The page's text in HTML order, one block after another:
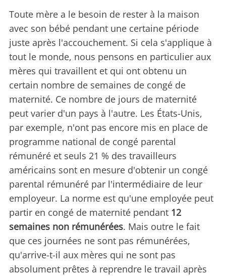
Toute mère a le besoin de rester à la maison
avec son bébé pendant une certaine période
juste après l'accouchement. Si cela s'applique à
tout le monde, nous pensons en particulier aux
mères qui travaillent et qui ont obtenu un
certain nombre de semaines de congé de
maternité. Ce nombre de jours de maternité
peut varier d'un pays à l'autre. Les États-Unis,
par exemple, n'ont pas encore mis en place de
programme national de congé parental
rémunéré et seuls 21 % des travailleurs
américains sont en mesure d'obtenir un congé
parental rémunéré par l'intermédiaire de leur
employeur. La norme est qu'une employée peut
partir en congé de maternité pendant 12
semaines non rémunérées. Mais outre le fait
que ces journées ne sont pas rémunérées,
qu'arrive-t-il aux mères qui ne sont pas
absolument prêtes à reprendre le travail après